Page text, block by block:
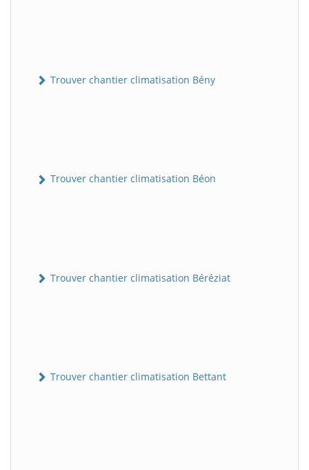
Trouver chantier climatisation Bény
Trouver chantier climatisation Béon
Trouver chantier climatisation Béréziat
Trouver chantier climatisation Bettant